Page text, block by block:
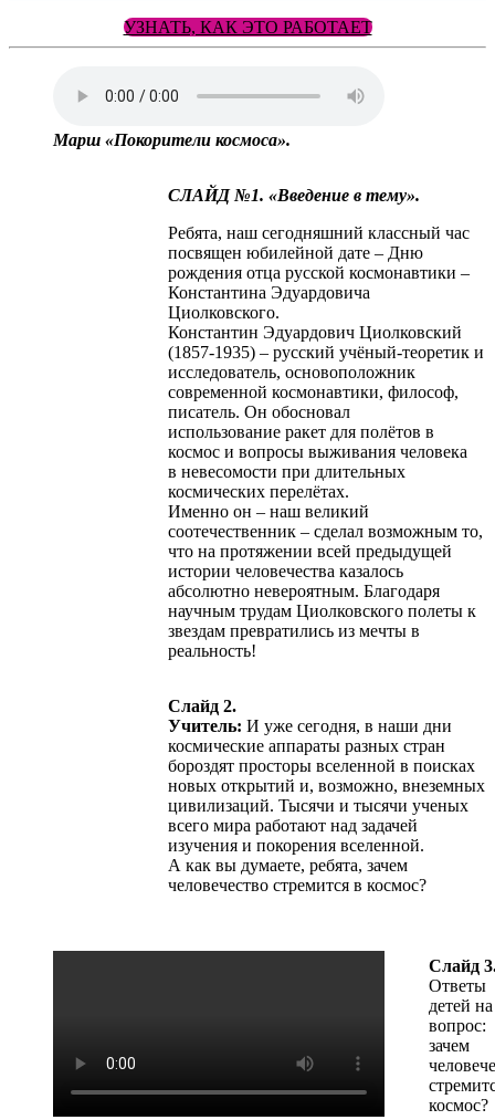
УЗНАТЬ, КАК ЭТО РАБОТАЕТ
Марш «Покорители космоса».
СЛАЙД №1. «Введение в тему».
Ребята, наш сегодняшний классный час
посвящен юбилейной дате – Дню
рождения отца русской космонавтики –
Константина Эдуардовича
Циолковского.
Константин Эдуардович Циолковский
(1857-1935) – русский учёный-теоретик и
исследователь, основоположник
современной космонавтики, философ,
писатель. Он обосновал
использование ракет для полётов в
космос и вопросы выживания человека
в невесомости при длительных
космических перелётах.
Именно он – наш великий
соотечественник – сделал возможным то,
что на протяжении всей предыдущей
истории человечества казалось
абсолютно невероятным. Благодаря
научным трудам Циолковского полеты к
звездам превратились из мечты в
реальность!
Слайд 2.
Учитель: И уже сегодня, в наши дни
космические аппараты разных стран
бороздят просторы вселенной в поисках
новых открытий и, возможно, внеземных
цивилизаций. Тысячи и тысячи ученых
всего мира работают над задачей
изучения и покорения вселенной.
А как вы думаете, ребята, зачем
человечество стремится в космос?
Слайд
Ответы
детей на
вопрос:
зачем
космос?